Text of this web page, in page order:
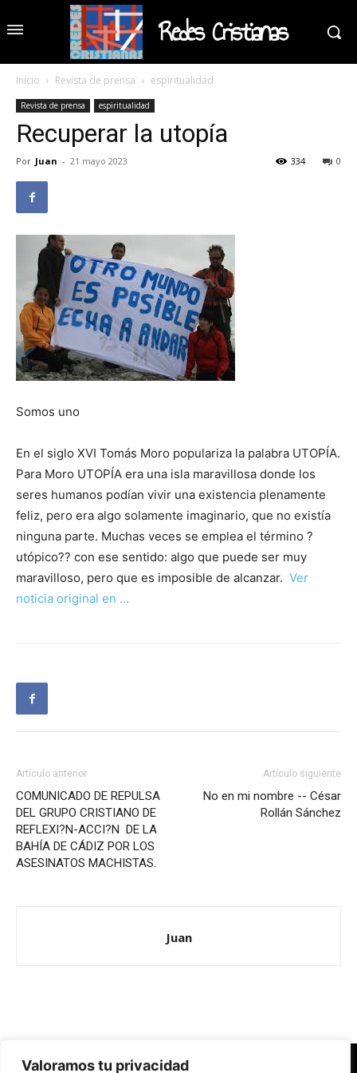
Valoramos tu privacidad
Redes Cristianas
Inicio Revista de prensa espiritualidad
Revista de prensa espiritualidad
Recuperar la utopía
Por Juan - 21 mayo 2023 0
334
Somos uno
En el siglo XVI Tomás Moro populariza la palabra UTOPÍA.
Para Moro UTOPÍA era una isla maravillosa donde los
seres humanos podían vivir una existencia plenamente
feliz, pero era algo solamente imaginario, que no existía
ninguna parte. Muchas veces se emplea el término ?
utópico?? con ese sentido: algo que puede ser muy
maravilloso, pero que es imposible de alcanzar. Ver
noticia original en …
Artículo anterior
COMUNICADO DE REPULSA
DEL GRUPO CRISTIANO DE
REFLEXI?N-ACCI?N DE LA
BAHÍA DE CÁDIZ POR LOS
ASESINATOS MACHISTAS.
Artículo siguiente
No en mi nombre -- César
Rollán Sánchez
Juan